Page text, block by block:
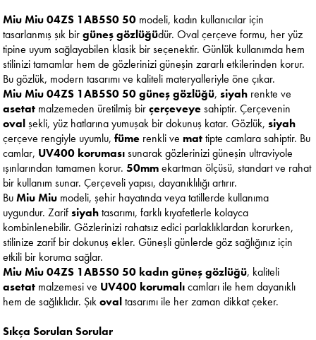
Miu Miu 04ZS 1AB5S0 50 modeli, kadın kullanıcılar için
tasarlanmış şık birgüneş gözlüğüdür. Oval çerçeve formu, her yüz
tipine uyum sağlayabilen klasik bir seçenektir. Günlük kullanımda hem
stilinizi tamamlar hem de gözlerinizi güneşin zararlı etkilerinden korur.
Bu gözlük, modern tasarımı ve kaliteli materyalleriyle öne çıkar.
Miu Miu 04ZS 1AB5S0 50 güneş gözlüğü,siyah renkte ve
asetat malzemeden üretilmiş birçerçeveyesahiptir. Çerçevenin
ovalşekli, yüz hatlarına yumuşak bir dokunuş katar. Gözlük,siyah
çerçeve rengiyle uyumlu,füme renkli vemattipte camlara sahiptir. Bu
camlar, UV400 korumasısunarak gözlerinizi güneşin ultraviyole
ışınlarından tamamen korur.50mmekartman ölçüsü, standart ve rahat
bir kullanım sunar. Çerçeveli yapısı, dayanıklılığı artırır.
BuMiu Miu modeli, şehir hayatında veya tatillerde kullanıma
uygundur. Zarifsiyahtasarımı, farklı kıyafetlerle kolayca
kombinlenebilir. Gözlerinizi rahatsız edici parlaklıklardan korurken,
stilinize zarif bir dokunuş ekler. Güneşli günlerde göz sağlığınız için
etkili bir koruma sağlar.
Miu Miu 04ZS 1AB5S0 50 kadın güneş gözlüğü, kaliteli
asetat malzemesi ve UV400 korumalıcamları ile hem dayanıklı
hem de sağlıklıdır. Şıkovaltasarımı ile her zaman dikkat çeker.
Sıkça Sorulan Sorular